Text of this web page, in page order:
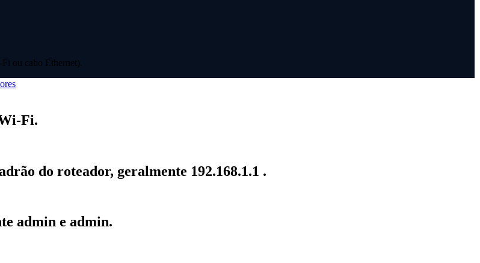
ou cabo Ethernet).
Fi.
do roteador, geralmente 192.168.1.1 .
admin e admin.